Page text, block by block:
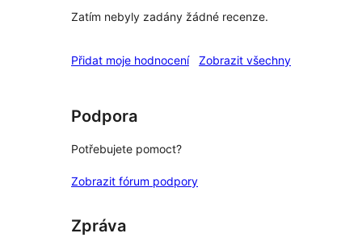
Zatím nebyly zadány žádné recenze.
Přidat moje hodnocení Zobrazit všechnyrecenze
Podpora
Potřebujete pomoct?
Zobrazit fórum podpory
Zpráva